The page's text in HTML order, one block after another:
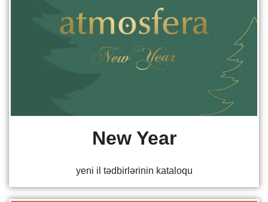
New Year
yeni il tədbirlərinin kataloqu